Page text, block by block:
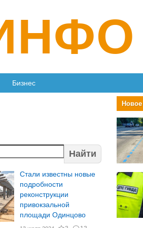
Бизнес
Найти
Стали известны новые
подробности
реконструкции
привокзальной
площади Одинцово
Новое